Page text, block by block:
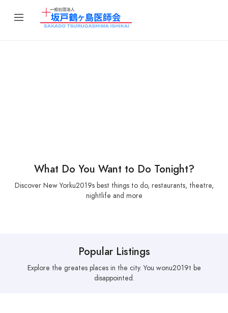
What Do You Want to Do Tonight?
Discover New Yorku2019s best things to do, restaurants, theatre,
nightlife and more
Popular Listings
Explore the greates places in the city. You wonu2019t be
disappointed.